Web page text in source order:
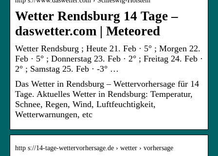
Wetter Rendsburg 14 Tage –
daswetter.com | Meteored
Wetter Rendsburg ; Heute 21. Feb · 5° ; Morgen 22.
Feb · 5° ; Donnerstag 23. Feb · 2° ; Freitag 24. Feb ·
2° ; Samstag 25. Feb · -3° …
Das Wetter in Rendsburg – Wettervorhersage für 14
Tage. Aktuelles Wetter in Rendsburg: Temperatur,
Schnee, Regen, Wind, Luftfeuchtigkeit,
Wetterwarnungen, etc
http s://14-tage-wettervorhersage.de › wetter › vorhersage